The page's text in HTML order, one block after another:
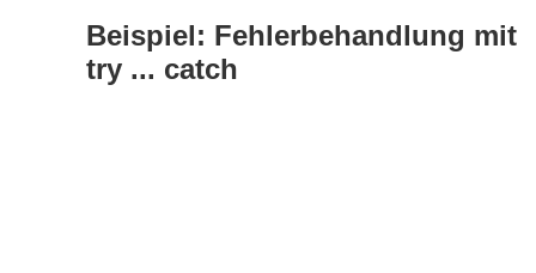
Beispiel: Fehlerbehandlung mit
try ... catch